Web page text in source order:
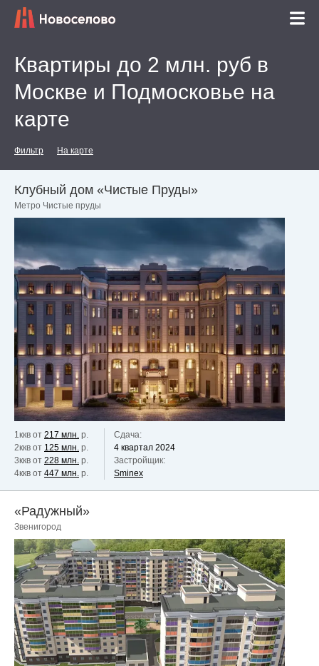
Квартиры до 2 млн. руб в
Москве и Подмосковье на
карте
Фильтр На карте
Клубный дом «Чистые Пруды»
Метро Чистые пруды
1ккв от 217 млн. р.
2ккв от 125 млн. р.
3ккв от 228 млн. р.
4ккв от 447 млн. р.
Сдача:
4 квартал 2024
Застройщик:
Sminex
«Радужный»
Звенигород